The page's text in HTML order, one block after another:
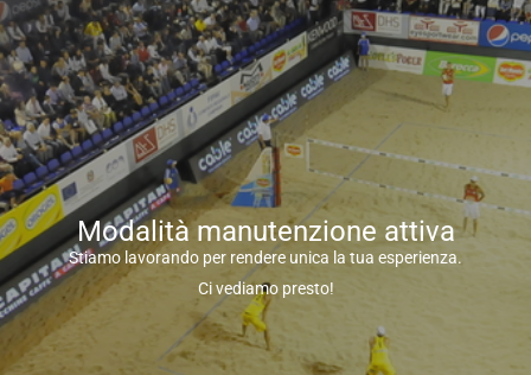
Modalità manutenzione attiva
Stiamo lavorando per rendere unica la tua esperienza.
Ci vediamo presto!